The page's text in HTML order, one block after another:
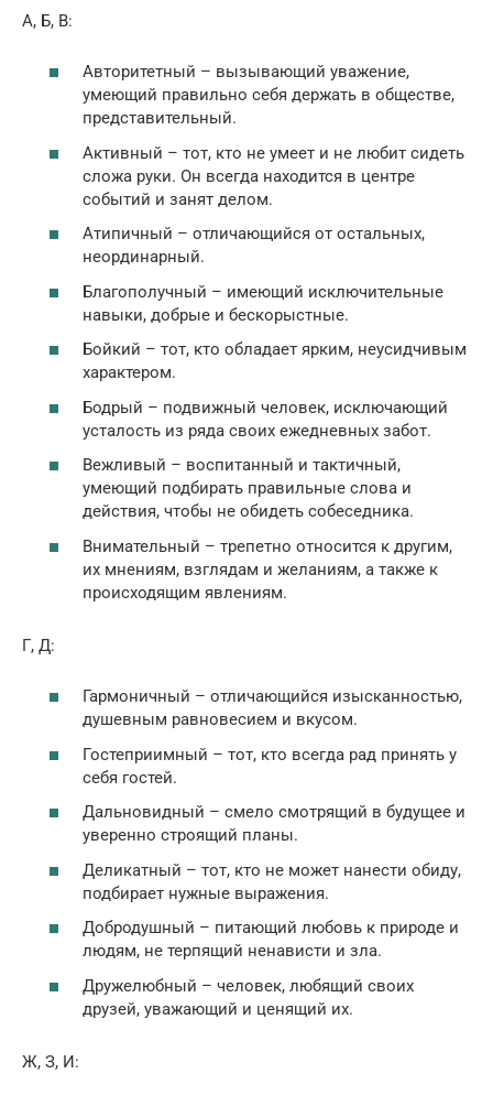
А, Б, В:
Авторитетный – вызывающий уважение,
умеющий правильно себя держать в обществе,
представительный.
Активный – тот, кто не умеет и не любит сидеть
сложа руки. Он всегда находится в центре
событий и занят делом.
Атипичный – отличающийся от остальных,
неординарный.
Благополучный – имеющий исключительные
навыки, добрые и бескорыстные.
Бойкий – тот, кто обладает ярким, неусидчивым
характером.
Бодрый – подвижный человек, исключающий
усталость из ряда своих ежедневных забот.
Вежливый – воспитанный и тактичный,
умеющий подбирать правильные слова и
действия, чтобы не обидеть собеседника.
Внимательный – трепетно относится к другим,
их мнениям, взглядам и желаниям, а также к
происходящим явлениям.
Г, Д:
Гармоничный – отличающийся изысканностью,
душевным равновесием и вкусом.
Гостеприимный – тот, кто всегда рад принять у
себя гостей.
Дальновидный – смело смотрящий в будущее и
уверенно строящий планы.
Деликатный – тот, кто не может нанести обиду,
подбирает нужные выражения.
Добродушный – питающий любовь к природе и
людям, не терпящий ненависти и зла.
Дружелюбный – человек, любящий своих
друзей, уважающий и ценящий их.
Ж, З, И: